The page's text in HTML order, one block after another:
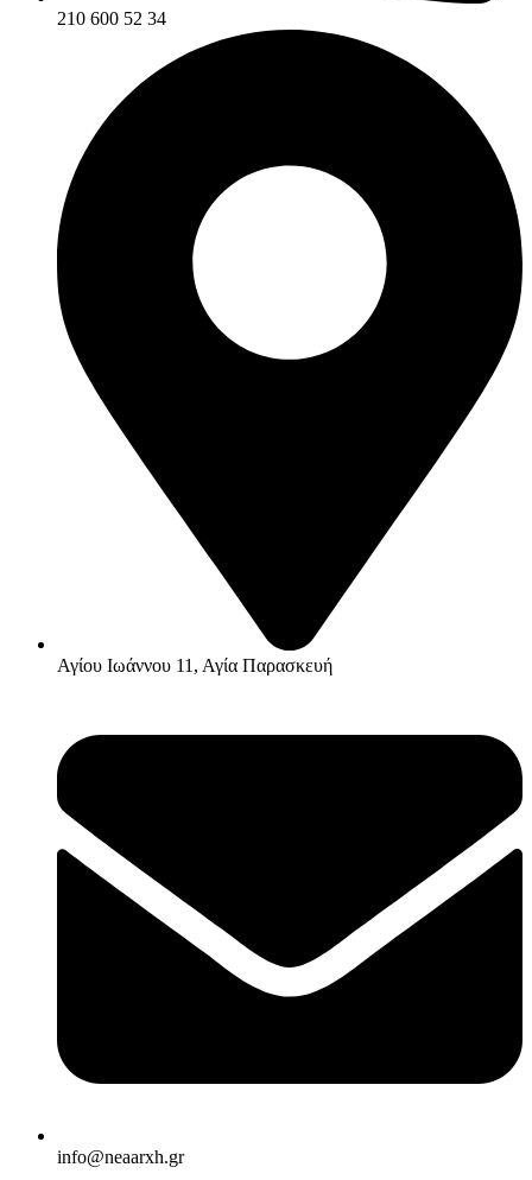
210 600 52 34
Αγίου Ιωάννου 11, Αγία Παρασκευή
info@neaarxh.gr